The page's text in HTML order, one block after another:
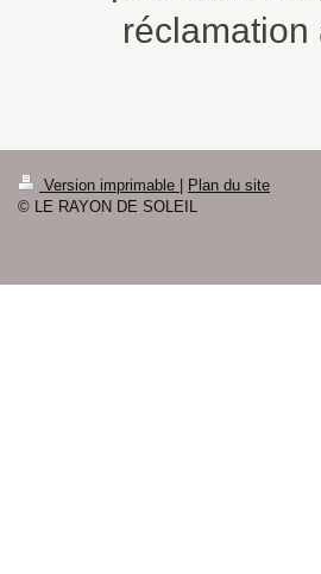
Version imprimable
Plan du site
© LE RAYON DE SOLEIL